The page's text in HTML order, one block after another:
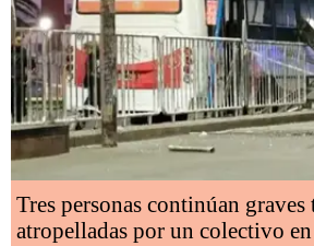
Tres personas continúan graves
atropelladas por un colectivo